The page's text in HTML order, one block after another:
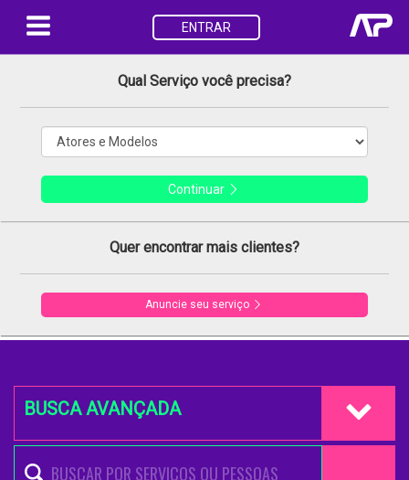
ENTRAR
Qual Serviço você precisa?
Continuar
Quer encontrar mais clientes?
Anuncie seu serviço
BUSCA AVANÇADA